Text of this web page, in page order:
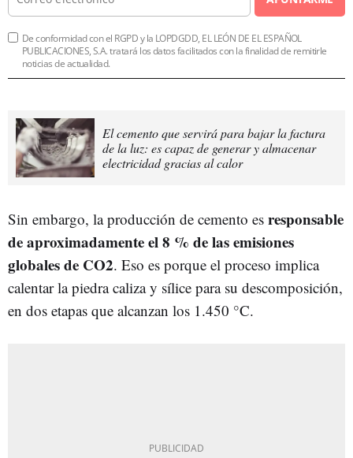
De conformidad con el RGPD y la LOPDGDD, EL LEÓN DE EL ESPAÑOL
PUBLICACIONES, S.A. tratará los datos facilitados con la finalidad de remitirle
noticias de actualidad.
El cemento que servirá para bajar la factura
de la luz: es capaz de generar y almacenar
electricidad gracias al calor
Sin embargo, la producción de cemento es responsable
de aproximadamente el 8 % de las emisiones
globales de CO2. Eso es porque el proceso implica
calentar la piedra caliza y sílice para su descomposición,
en dos etapas que alcanzan los 1.450 °C.